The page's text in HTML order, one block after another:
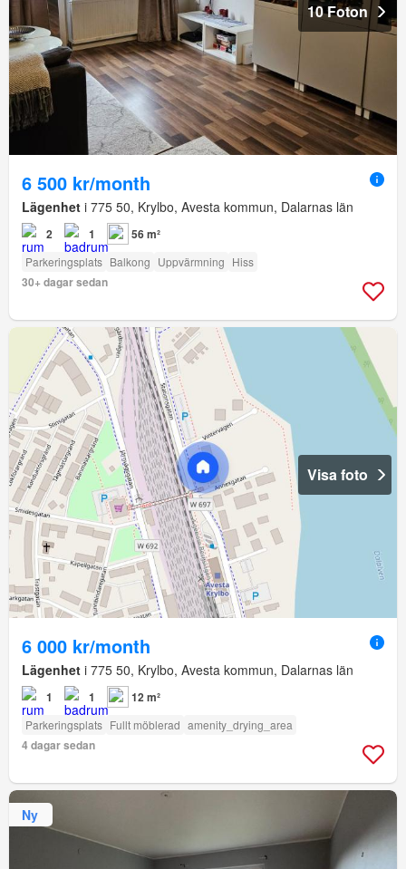
10 Foton
6 500 kr/month
Lägenhet i 775 50, Krylbo, Avesta kommun, Dalarnas län
2 1 56 m²
Parkeringsplats Balkong Uppvärmning Hiss
30+ dagar sedan
Visa foto
6 000 kr/month
Lägenhet i 775 50, Krylbo, Avesta kommun, Dalarnas län
1 1 12 m²
Parkeringsplats Fullt möblerad amenity_drying_area
4 dagar sedan
Ny